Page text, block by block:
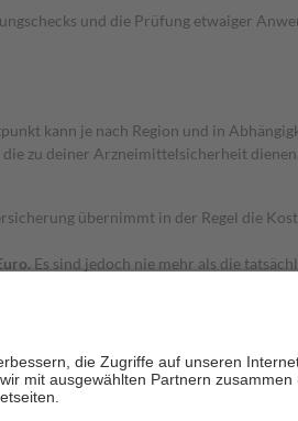
und die Prüfung etwaiger
kann je nach Region und in
zu deiner Arzneimittelsicherheit
übernimmt in der Regel die
Es sind jedoch nie mehr als die
Zuzahlungen an bei: